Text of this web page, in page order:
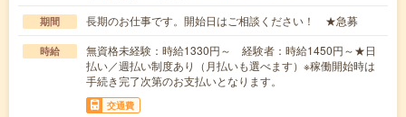
期間 長期のお仕事です。開始日はご相談ください！ ★急募
時給
無資格未経験：時給1330円～ 経験者：時給1450円～★日
払い／週払い制度あり（月払いも選べます）※稼働開始時は
手続き完了次第のお支払いとなります。
交通費